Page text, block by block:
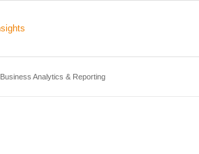
Business Analytics & Reporting